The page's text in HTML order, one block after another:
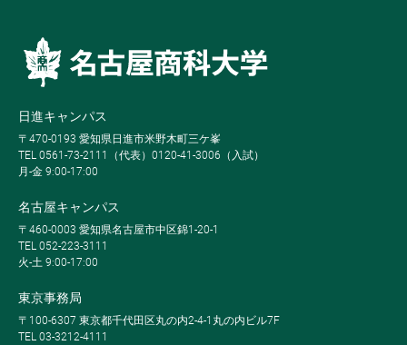
日進キャンパス
〒470-0193 愛知県日進市米野木町三ケ峯
TEL 0561-73-2111（代表）0120-41-3006（入試）
月-金 9:00-17:00
名古屋キャンパス
〒460-0003 愛知県名古屋市中区錦1-20-1
TEL 052-223-3111
火-土 9:00-17:00
東京事務局
〒100-6307 東京都千代田区丸の内2-4-1丸の内ビル7F
TEL 03-3212-4111